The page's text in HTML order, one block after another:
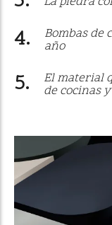
Bombas de
año
El material
de cocinas